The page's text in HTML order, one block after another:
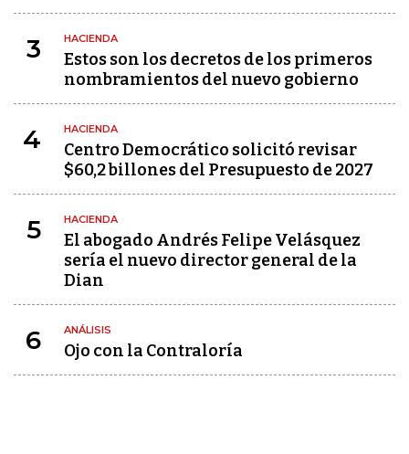
3 HACIENDA
Estos son los decretos de los primeros
nombramientos del nuevo gobierno
4 HACIENDA
Centro Democrático solicitó revisar
$60,2 billones del Presupuesto de 2027
5 HACIENDA
El abogado Andrés Felipe Velásquez
sería el nuevo director general de la
Dian
6 ANÁLISIS
Ojo con la Contraloría